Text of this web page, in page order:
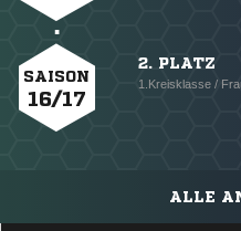
SAISON
16/17
2. PLATZ
1.Kreisklasse /
ALLE